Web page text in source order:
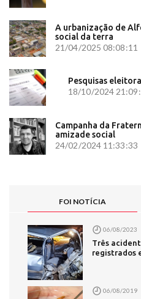
A urbanização de
social da terra
21/04/2025 08:08:11
Pesquisas
18/10/2024
Campanha da
amizade social
24/02/2024 11:33:33
FOI NOTÍCIA
06/08/2023
Três
registrados
06/08/2019